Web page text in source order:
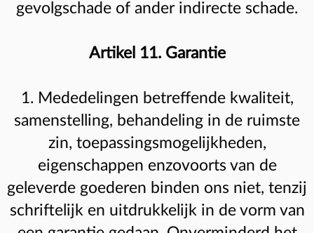
gevolgschade of ander indirecte schade.
Artikel 11. Garantie
1. Mededelingen betreffende kwaliteit,
samenstelling, behandeling in de ruimste
zin, toepassingsmogelijkheden,
eigenschappen enzovoorts van de
geleverde goederen binden ons niet, tenzij
schriftelijk en uitdrukkelijk in de vorm van